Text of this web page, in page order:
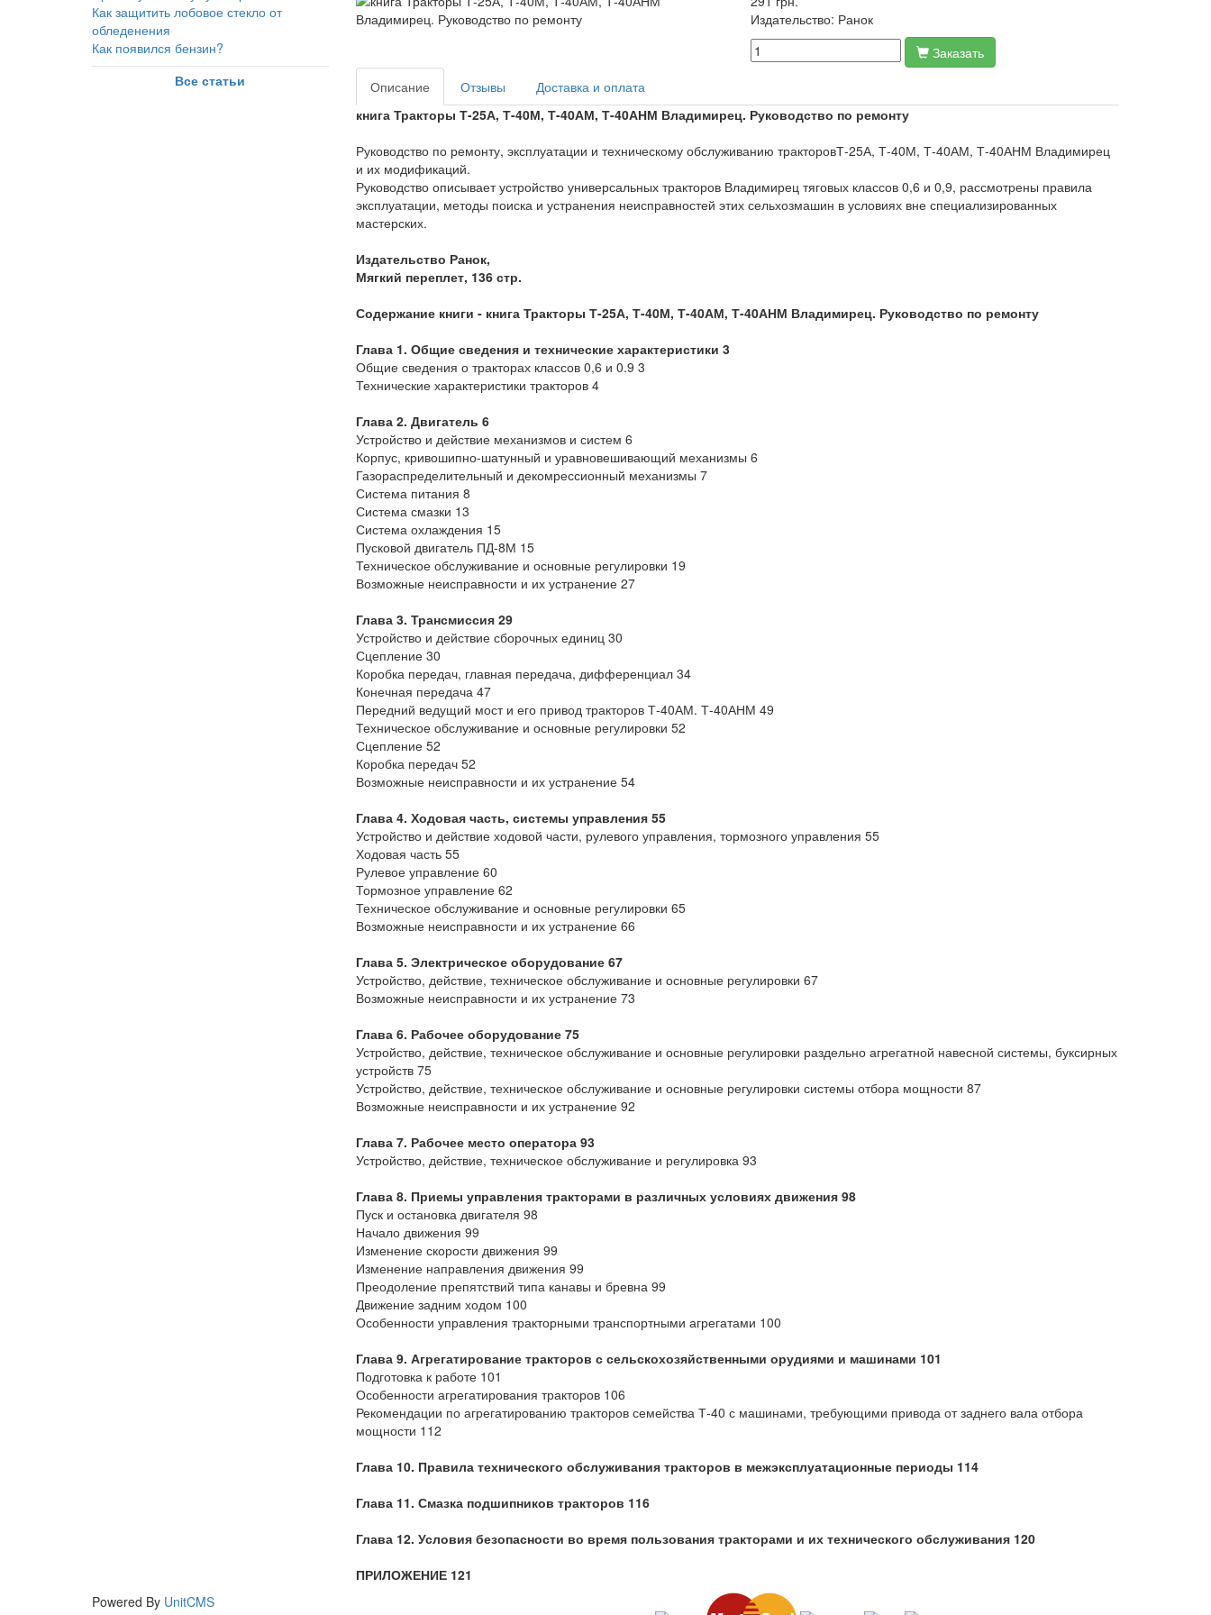
Как защитить лобовое стекло от
обледенения
Как появился бензин?
Все статьи
Издательство: Ранок
Заказать
Описание
Отзывы
Доставка и оплата
книга Тракторы Т-25А, Т-40М, Т-40АМ, Т-40АНМ Владимирец. Руководство по ремонту
Руководство по ремонту, эксплуатации и техническому обслуживанию тракторовТ-25А, Т-40М, Т-40АМ, Т-40АНМ Владимирец
и их модификаций.
Руководство описывает устройство универсальных тракторов Владимирец тяговых классов 0,6 и 0,9, рассмотрены правила
эксплуатации, методы поиска и устранения неисправностей этих сельхозмашин в условиях вне специализированных
мастерских.
Издательство Ранок,
Мягкий переплет, 136 стр.
Содержание книги - книга Тракторы Т-25А, Т-40М, Т-40АМ, Т-40АНМ Владимирец. Руководство по ремонту
Глава 1. Общие сведения и технические характеристики 3
Общие сведения о тракторах классов 0,6 и 0.9 3
Технические характеристики тракторов 4
Глава 2. Двигатель 6
Устройство и действие механизмов и систем 6
Корпус, кривошипно-шатунный и уравновешивающий механизмы 6
Газораспределительный и декомрессионный механизмы 7
Система питания 8
Система смазки 13
Система охлаждения 15
Пусковой двигатель ПД-8М 15
Техническое обслуживание и основные регулировки 19
Возможные неисправности и их устранение 27
Глава 3. Трансмиссия 29
Устройство и действие сборочных единиц 30
Сцепление 30
Коробка передач, главная передача, дифференциал 34
Конечная передача 47
Передний ведущий мост и его привод тракторов Т-40АМ. Т-40АНМ 49
Техническое обслуживание и основные регулировки 52
Сцепление 52
Коробка передач 52
Возможные неисправности и их устранение 54
Глава 4. Ходовая часть, системы управления 55
Устройство и действие ходовой части, рулевого управления, тормозного управления 55
Ходовая часть 55
Рулевое управление 60
Тормозное управление 62
Техническое обслуживание и основные регулировки 65
Возможные неисправности и их устранение 66
Глава 5. Электрическое оборудование 67
Устройство, действие, техническое обслуживание и основные регулировки 67
Возможные неисправности и их устранение 73
Глава 6. Рабочее оборудование 75
Устройство, действие, техническое обслуживание и основные регулировки раздельно агрегатной навесной системы, буксирных
устройств 75
Устройство, действие, техническое обслуживание и основные регулировки системы отбора мощности 87
Возможные неисправности и их устранение 92
Глава 7. Рабочее место оператора 93
Устройство, действие, техническое обслуживание и регулировка 93
Глава 8. Приемы управления тракторами в различных условиях движения 98
Пуск и остановка двигателя 98
Начало движения 99
Изменение скорости движения 99
Изменение направления движения 99
Преодоление препятствий типа канавы и бревна 99
Движение задним ходом 100
Особенности управления тракторными транспортными агрегатами 100
Глава 9. Агрегатирование тракторов с сельскохозяйственными орудиями и машинами 101
Подготовка к работе 101
Особенности агрегатирования тракторов 106
Рекомендации по агрегатированию тракторов семейства Т-40 с машинами, требующими привода от заднего вала отбора
мощности 112
Глава 10. Правила технического обслуживания тракторов в межэксплуатационные периоды 114
Глава 11. Смазка подшипников тракторов 116
Глава 12. Условия безопасности во время пользования тракторами и их технического обслуживания 120
ПРИЛОЖЕНИЕ 121
Powered By UnitCMS